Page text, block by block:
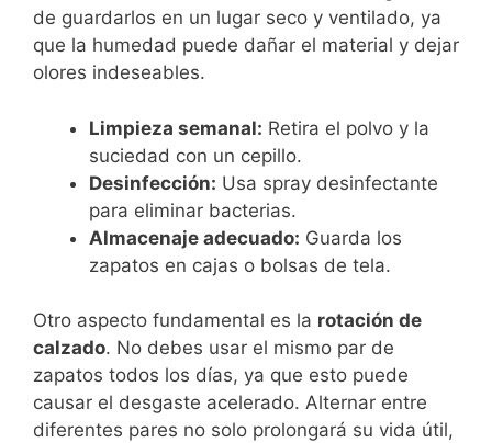
de guardarlos en un lugar seco y ventilado, ya
que la humedad puede dañar el material y dejar
olores indeseables.
Limpieza semanal: Retira el polvo y la
suciedad con un cepillo.
Desinfección: Usa spray desinfectante
para eliminar bacterias.
Almacenaje adecuado: Guarda los
zapatos en cajas o bolsas de tela.
Otro aspecto fundamental es la rotación de
calzado. No debes usar el mismo par de
zapatos todos los días, ya que esto puede
causar el desgaste acelerado. Alternar entre
diferentes pares no solo prolongará su vida útil,